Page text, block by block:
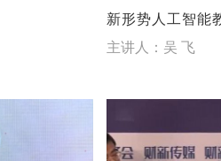
新形势人工智能
主讲人：吴 飞